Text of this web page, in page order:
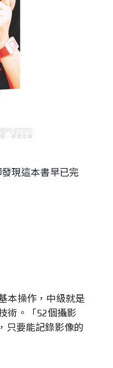
現這本書早已完
本操作，中級就是
術。「52個攝影
只要能記錄影像的